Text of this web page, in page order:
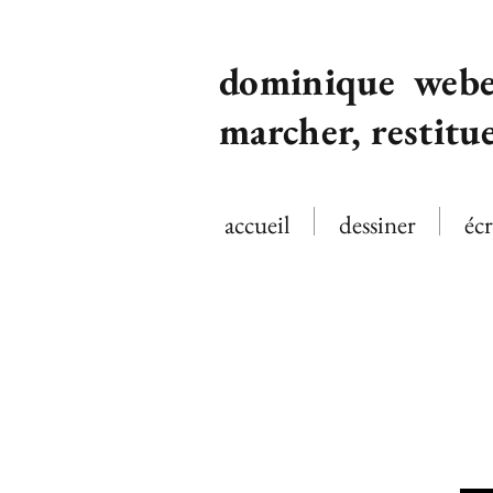
dominique
marcher,
accueil dessiner